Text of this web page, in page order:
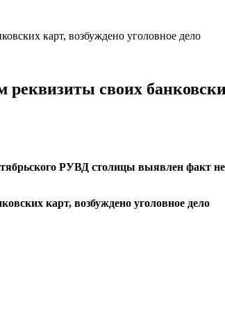
карт, возбуждено уголовное дело
своих
РУВД столицы выявлен факт